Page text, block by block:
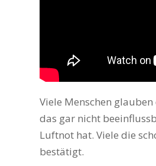
Viele Menschen
das gar nicht
Luftnot hat. Viele die
bestätigt.